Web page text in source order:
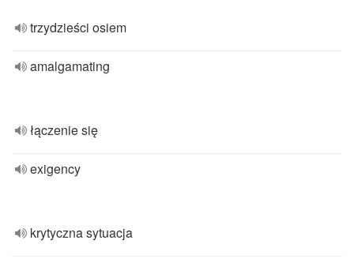
trzydzieści osiem
amalgamating
łączenie się
exigency
krytyczna sytuacja